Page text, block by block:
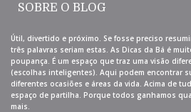
SOBRE O BLOG
Útil, divertido e próximo. Se fosse preciso
três palavras seriam estas. As Dicas da Bá é
poupança. É um espaço que traz uma visão
(escolhas inteligentes). Aqui podem encontrar
diferentes ocasiões e áreas da vida. Acima de
espaço de partilha. Porque todos ganhamos
mais.